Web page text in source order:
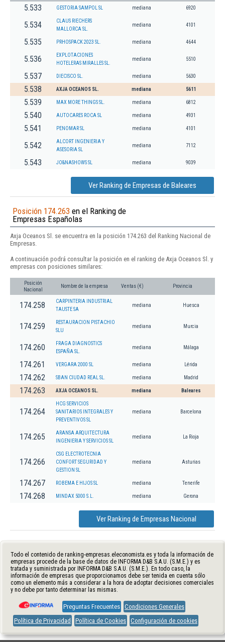
5.533 GESTORIA SAMPOL SL mediana 6920
5.534
CLAUS RIECHERS
MALLORCA SL.
mediana 4101
5.535 PRHOSPACK 2023 SL. mediana 4644
5.536
EXPLOTACIONES
HOTELERAS MIRALLES SL.
mediana 5510
5.537 DIECISCO SL. mediana 5630
5.538 AXJA OCEANOS SL. mediana 5611
5.539 MAX MORE THINGS SL. mediana 6812
5.540 AUTOCARES ROCA SL mediana 4931
5.541 PENOMAR SL mediana 4101
5.542
ALCORT INGENIERIA Y
ASESORIA SL
mediana 7112
5.543 JO&NASHOWS SL mediana 9039
Ver Ranking de Empresas de Baleares
Posición 174.263 en el Ranking de
Empresas Españolas
Axja Oceanos Sl. se encuentra en la posición 174.263 del Ranking Nacional de
Empresas.
A continuación podrá consultar la posición en el ranking de Axja Oceanos Sl. y
empresas con posiciones similares:
Posición
Nacional
Nombre de la empresa Ventas (€) Provincia
174.258
CARPINTERIA INDUSTRIAL
TAUSTE SA
mediana Huesca
174.259
RESTAURACION PISTACHIO
SLU
mediana Murcia
174.260
FRAGA DIAGNOSTICS
ESPAÑA SL.
mediana Málaga
174.261 VERGARA 2000 SL mediana Lérida
174.262 SBAN CIUDAD REAL SL. mediana Madrid
174.263 AXJA OCEANOS SL. mediana Baleares
174.264
HCG SERVICIOS
SANITARIOS INTEGRALES Y
PREVENTIVOS SL
mediana Barcelona
174.265
ARANSA ARQUITECTURA
INGENIERIA Y SERVICIOS SL
mediana La Rioja
174.266
CSG ELECTROTECNIA
CONFORT SEGURIDAD Y
GESTION SL
mediana Asturias
174.267 ROBEMA E HIJOS SL mediana Tenerife
174.268 MINDAX 5000 S.L. mediana Gerona
Ver Ranking de Empresas Nacional
Todo el contenido de ranking-empresas.eleconomista.es y toda la información de
empresas procede de la base de datos de INFORMA D&B S.A.U. (S.M.E.) y es
tratada y suministrada por INFORMA D&B S.A.U. (S.M.E.). En todo caso, la
información de empresas que proporcionamos debe ser tenida en cuenta sólo
como un elemento más a considerar a la hora de adoptar decisiones comerciales
y no debe por tanto determinar las mismas.
Preguntas Frecuentes Condiciones Generales
Política de Privacidad
Política de Cookies Configuración de cookies